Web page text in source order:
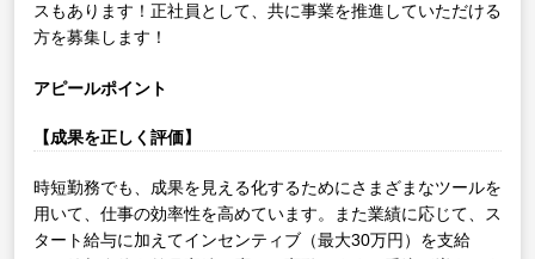
スもあります！正社員として、共に事業を推進していただける
方を募集します！
アピールポイント
【成果を正しく評価】
時短勤務でも、成果を見える化するためにさまざまなツールを
用いて、仕事の効率性を高めています。また業績に応じて、ス
タート給与に加えてインセンティブ（最大30万円）を支給